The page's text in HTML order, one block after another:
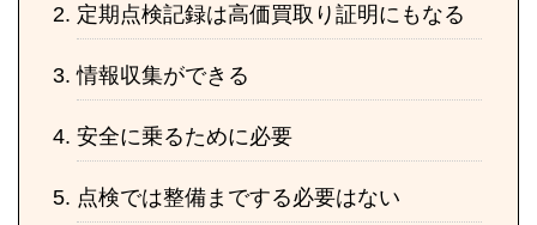
定期点検記録は高価買取り証明にもなる
情報収集ができる
安全に乗るために必要
点検では整備までする必要はない